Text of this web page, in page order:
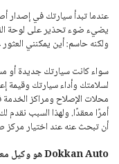
عندما تبدأ سيارتك في إصدار
يضيء ضوء تحذير على لوحة
ولكنه حاسم: أين يمكنني
سواء كانت سيارتك جديدة أو
لسلامتك وأداء سيارتك وقيمة
محلات الإصلاح ومراكز
أمرًا معقدًا. ولهذا السبب نقدم
أن تبحث عنه عند اختيار مركز
Dokkan Auto هو وكيل معتمد من Total… معنا محركك في أمان